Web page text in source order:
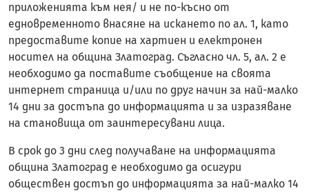
приложенията към нея/ и не по-късно от
едновременното внасяне на искането по ал. 1, като
предоставите копие на хартиен и електронен
носител на община Златоград. Съгласно чл. 5, ал. 2 е
необходимо да поставите съобщение на своята
интернет страница и/или по друг начин за най-малко
14 дни за достъпа до информацията и за изразяване
на становища от заинтересувани лица.
В срок до 3 дни след получаване на информацията
община Златоград е необходимо да осигури
обществен достъп до информацията за най-малко 14